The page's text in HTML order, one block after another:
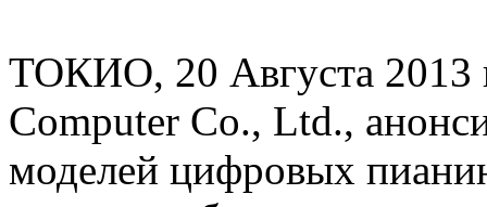
ТОКИО, 20 Августа 2013
Computer Co., Ltd.,
моделей цифровых